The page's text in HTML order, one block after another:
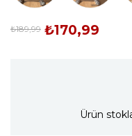
₺189,99 ₺170,99
Ürün